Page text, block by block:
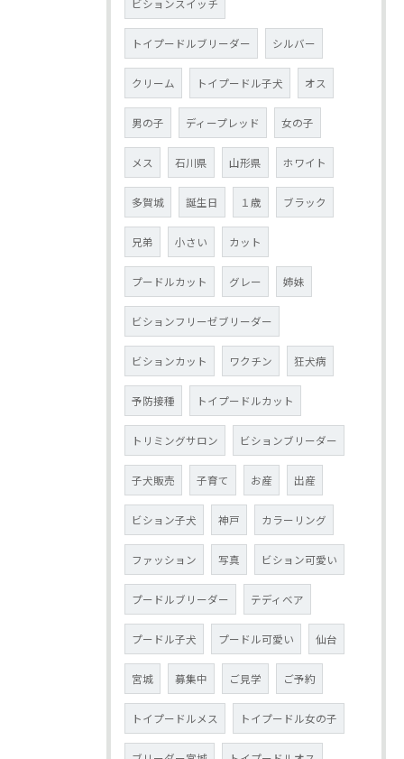
ビションスイッチ
トイプードルブリーダー シルバー
クリーム トイプードル子犬 オス
男の子 ディープレッド 女の子
メス 石川県 山形県 ホワイト
多賀城 誕生日 １歳 ブラック
兄弟 小さい カット
プードルカット グレー 姉妹
ビションフリーゼブリーダー
ビションカット ワクチン 狂犬病
予防接種 トイプードルカット
トリミングサロン ビションブリーダー
子犬販売 子育て お産 出産
ビション子犬 神戸 カラーリング
ファッション 写真 ビション可愛い
プードルブリーダー テディベア
プードル子犬 プードル可愛い 仙台
宮城 募集中 ご見学 ご予約
トイプードルメス トイプードル女の子